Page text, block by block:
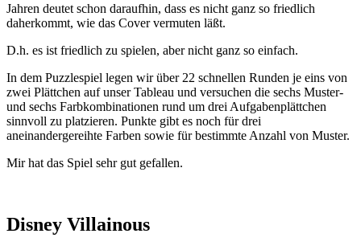
Jahren deutet schon daraufhin, dass es nicht ganz so friedlich
daherkommt, wie das Cover vermuten läßt.
D.h. es ist friedlich zu spielen, aber nicht ganz so einfach.
In dem Puzzlespiel legen wir über 22 schnellen Runden je eins von
zwei Plättchen auf unser Tableau und versuchen die sechs Muster-
und sechs Farbkombinationen rund um drei Aufgabenplättchen
sinnvoll zu platzieren. Punkte gibt es noch für drei
aneinandergereihte Farben sowie für bestimmte Anzahl von Muster.
Mir hat das Spiel sehr gut gefallen.
Disney Villainous